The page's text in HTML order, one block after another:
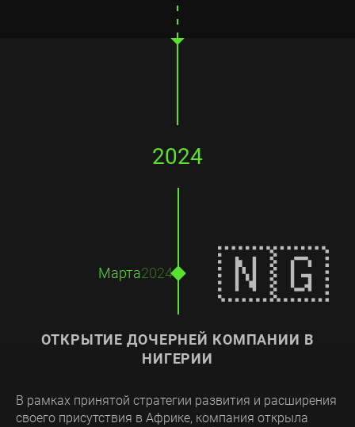
2024
ОТКРЫТИЕ ДОЧЕРНЕЙ КОМПАНИИ В
НИГЕРИИ
В рамках принятой стратегии развития и расширения
своего присутствия в Африке, компания открыла
Марта2024 🇳🇬